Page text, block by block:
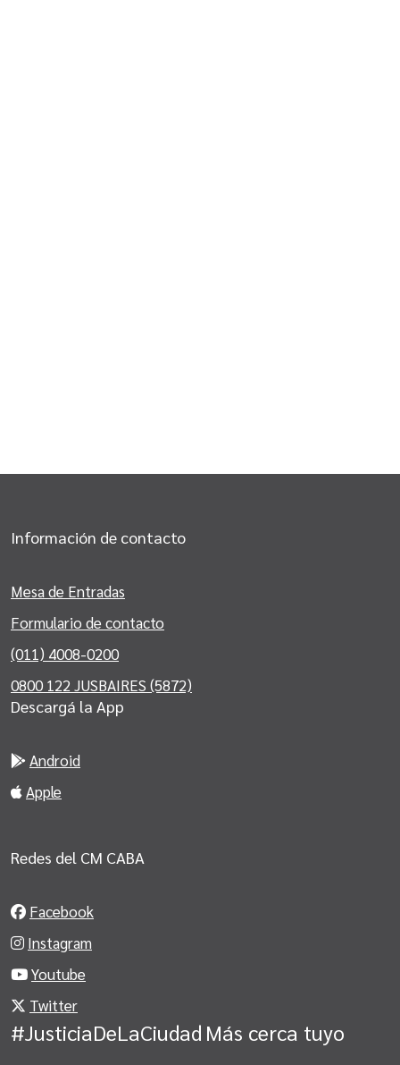
Información de contacto
Mesa de Entradas
Formulario de contacto
(011) 4008-0200
0800 122 JUSBAIRES (5872)
Descargá la App
Android
Apple
Redes del CM CABA
Facebook
Instagram
Youtube
Twitter
#JusticiaDeLaCiudad Más cerca tuyo